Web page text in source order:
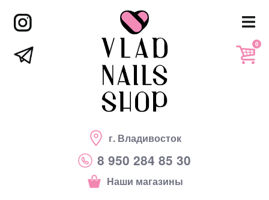
г. Владивосток
8 950 284 85 30
Наши магазины
0